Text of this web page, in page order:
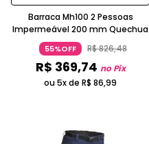
Barraca Mh100 2 Pessoas
Impermeável 200 mm Quechua
55%OFF R$826,48
R$ 369,74 no Pix
ou 5x de R$ 86,99